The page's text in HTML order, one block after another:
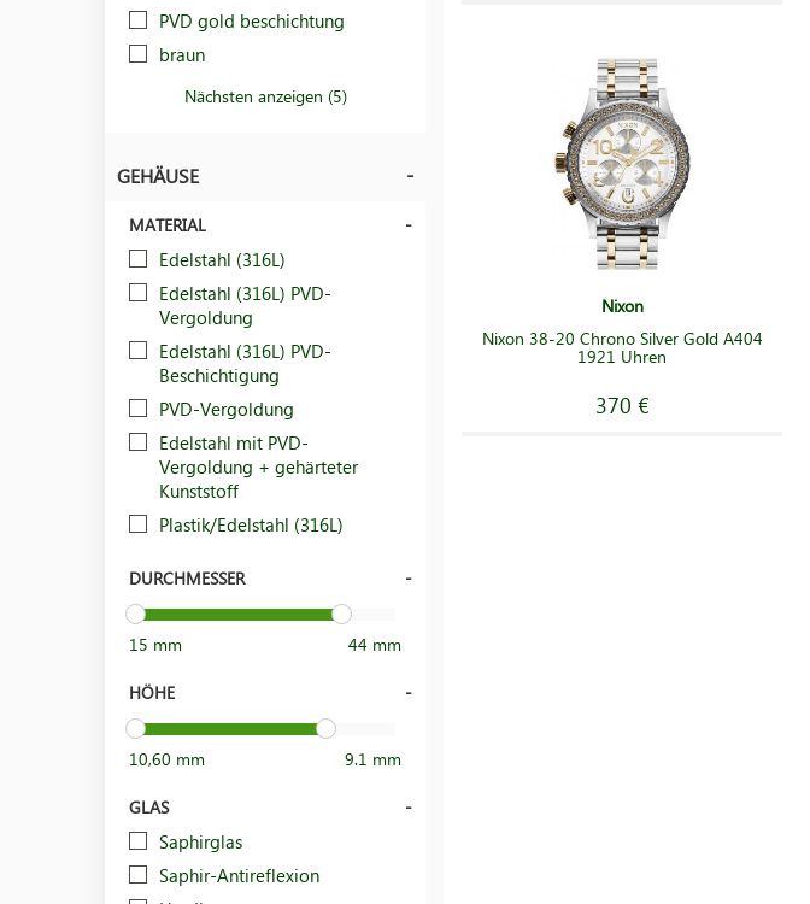
PVD gold beschichtung
braun
Nächsten anzeigen (5)
GEHÄUSE
MATERIAL
Edelstahl (316L)
Edelstahl (316L) PVD-
Vergoldung
Edelstahl (316L) PVD-
Beschichtigung
PVD-Vergoldung
Edelstahl mit PVD-
Vergoldung + gehärteter
Kunststoff
Plastik/Edelstahl (316L)
DURCHMESSER
15 mm 44 mm
HÖHE
10,60 mm 9.1 mm
GLAS
Saphirglas
Saphir-Antireflexion
Nixon
Nixon 38-20 Chrono Silver Gold A404
1921 Uhren
370 €